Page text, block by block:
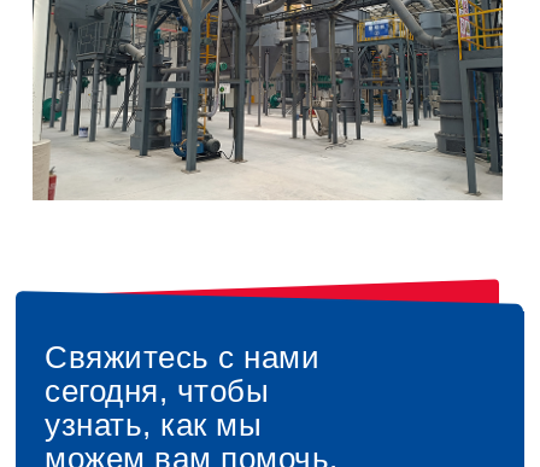
Свяжитесь с нами
сегодня, чтобы
узнать, как мы
можем вам помочь.